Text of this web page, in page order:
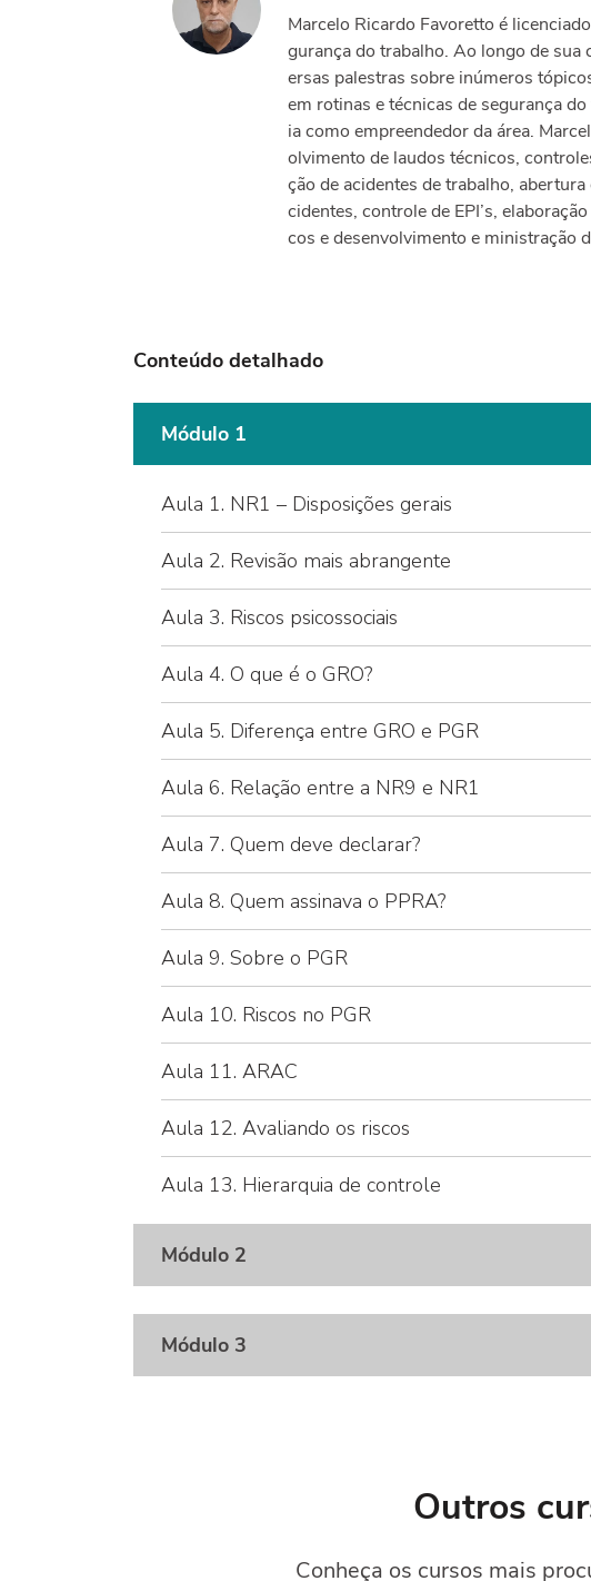
Marcelo Ricardo Favoretto é
gurança do trabalho. Ao longo de
ersas palestras sobre inúmeros
em rotinas e técnicas de segurança
ia como empreendedor da área.
olvimento de laudos técnicos,
ção de acidentes de trabalho,
cidentes, controle de EPI’s,
cos e desenvolvimento e ministração
Conteúdo detalhado
Módulo 1
Aula 1. NR1 – Disposições gerais
Aula 2. Revisão mais abrangente
Aula 3. Riscos psicossociais
Aula 4. O que é o GRO?
Aula 5. Diferença entre GRO e PGR
Aula 6. Relação entre a NR9 e NR1
Aula 7. Quem deve declarar?
Aula 8. Quem assinava o PPRA?
Aula 9. Sobre o PGR
Aula 10. Riscos no PGR
Aula 11. ARAC
Aula 12. Avaliando os riscos
Aula 13. Hierarquia de controle
Módulo 2
Módulo 3
Outros
Conheça os cursos mais